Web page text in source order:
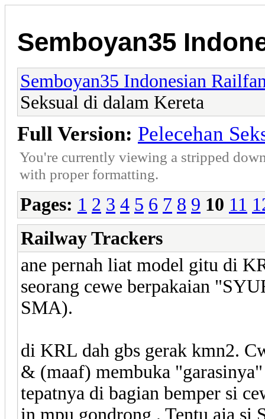
Semboyan35
Semboyan35 Indonesian
Seksual di dalam Kereta
Full Version: Pelecehan
You're currently viewing a stripped
with proper formatting.
Pages: 1 2 3 4 5 6 7 8 9 10 11
Railway Trackers
ane pernah liat model gitu di
seorang cewe berpakaian
SMA).
di KRL dah gbs gerak kmn2.
& (maaf) membuka
tepatnya di bagian bemper si
in mpu gondrong . Tentu aja si